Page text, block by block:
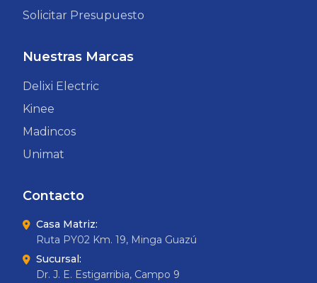
Solicitar Presupuesto
Nuestras Marcas
Delixi Electric
Kinee
Madincos
Unimat
Contacto
Casa Matriz:
Ruta PY02 Km. 19, Minga Guazú
Sucursal:
Dr. J. E. Estigarribia, Campo 9